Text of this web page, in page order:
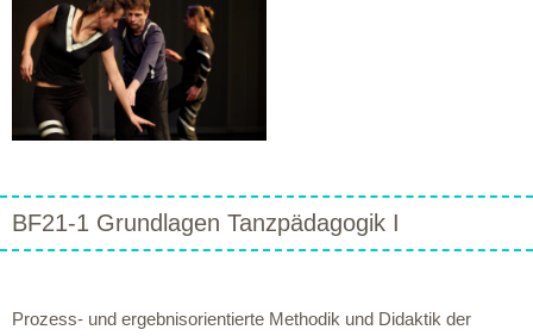
BF21-1 Grundlagen Tanzpädagogik I
Prozess- und ergebnisorientierte Methodik und Didaktik der